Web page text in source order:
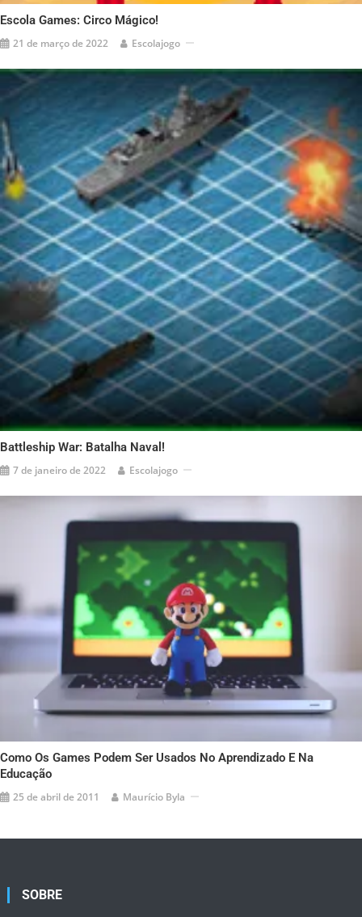
Escola Games: Circo Mágico!
21 de março de 2022 Escolajogo
Battleship War: Batalha Naval!
7 de janeiro de 2022 Escolajogo
Como Os Games Podem Ser Usados No Aprendizado E Na
Educação
25 de abril de 2011 Maurício Byla
SOBRE